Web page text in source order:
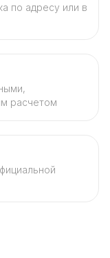
по адресу или в
расчетом